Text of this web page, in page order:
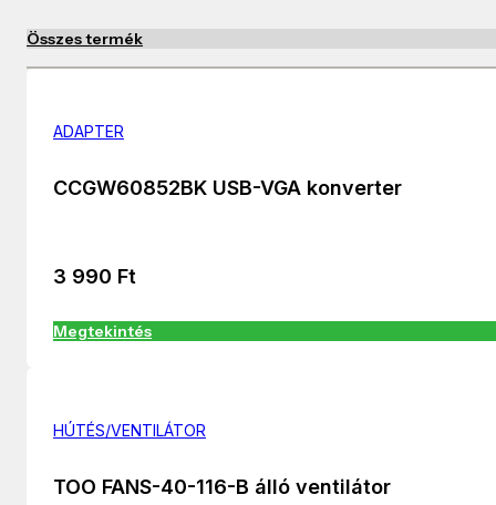
Összes termék
ADAPTER
CCGW60852BK USB-VGA konverter
3 990 Ft
Megtekintés
HÚTÉS/VENTILÁTOR
TOO FANS-40-116-B álló ventilátor